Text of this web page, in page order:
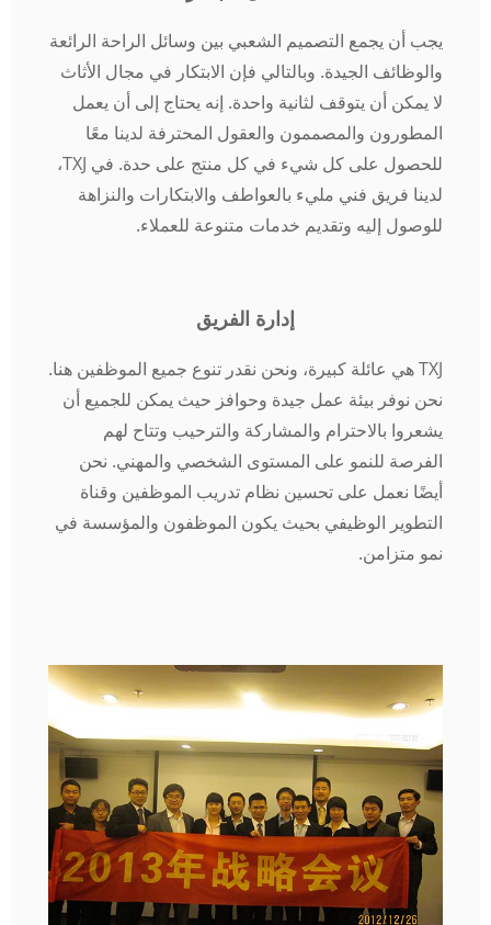
يجب أن يجمع التصميم الشعبي بين وسائل الراحة الرائعة
والوظائف الجيدة. وبالتالي فإن الابتكار في مجال الأثاث
لا يمكن أن يتوقف لثانية واحدة. إنه يحتاج إلى أن يعمل
المطورون والمصممون والعقول المحترفة لدينا معًا
للحصول على كل شيء في كل منتج على حدة. في TXJ،
لدينا فريق فني مليء بالعواطف والابتكارات والنزاهة
للوصول إليه وتقديم خدمات متنوعة للعملاء.
إدارة الفريق
TXJ هي عائلة كبيرة، ونحن نقدر تنوع جميع الموظفين هنا.
نحن نوفر بيئة عمل جيدة وحوافز حيث يمكن للجميع أن
يشعروا بالاحترام والمشاركة والترحيب وتتاح لهم
الفرصة للنمو على المستوى الشخصي والمهني. نحن
أيضًا نعمل على تحسين نظام تدريب الموظفين وقناة
التطوير الوظيفي بحيث يكون الموظفون والمؤسسة في
نمو متزامن.